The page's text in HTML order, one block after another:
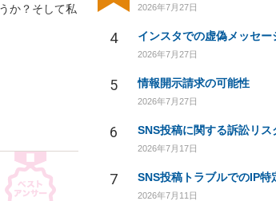
か？そして私
2026年7月27日
4
2026年7月27日
5 情報開示請求の可能性
2026年7月27日
6
2026年7月17日
7
2026年7月11日